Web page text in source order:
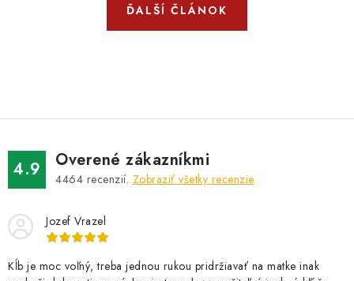
ĎALŠÍ ČLÁNOK
4.9 Overené zákazníkmi
4464 recenzií. Zobraziť všetky recenzie
Jozef Vrazel
Kĺb je moc voľný, treba jednou rukou pridržiavať na matke inak